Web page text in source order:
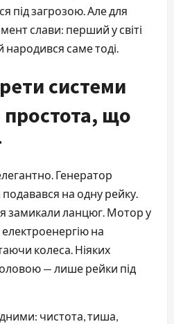
під загрозою. Але для
слави: перший у світі
саме тоді.
системи
простота, що
Генератор
на одну рейку.
замикали ланцюг. Мотор у
на
колеса. Ніяких
— лише рейки під
чистота, тиша,